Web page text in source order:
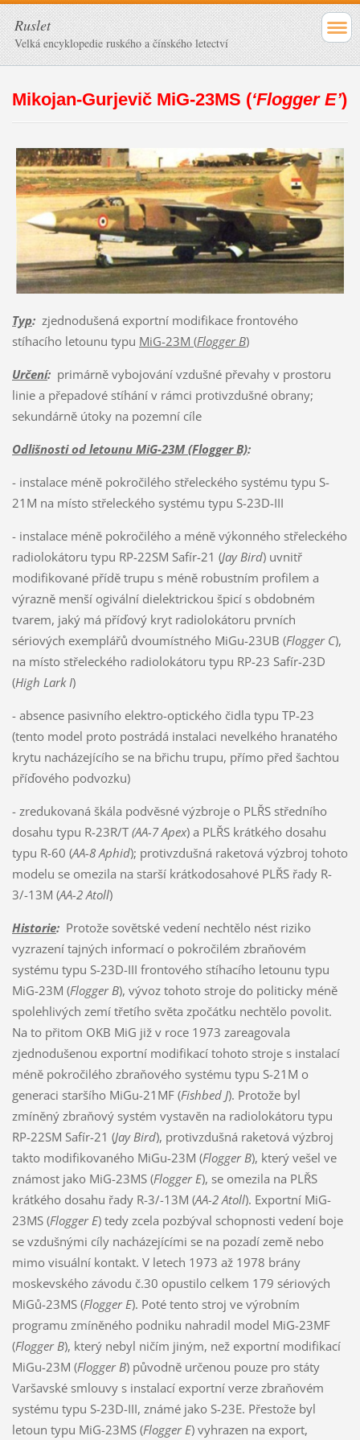
Ruslet
Velká encyklopedie ruského a čínského letectví
Mikojan-Gurjevič MiG-23MS (‘Flogger E’)
Typ:zjednodušená exportní modifikace frontového
stíhacího letounu typu MiG-23M (Flogger B)
Určení:primárně vybojování vzdušné převahy v prostoru
linie a přepadové stíhání v rámci protivzdušné obrany;
sekundárně útoky na pozemní cíle
Odlišnosti od letounu MiG-23M (Flogger B):
- instalace méně pokročilého střeleckého systému typu S-
21M na místo střeleckého systému typu S-23D-III
- instalace méně pokročilého a méně výkonného střeleckého
radiolokátoru typu RP-22SM Safír-21 (Jay Bird) uvnitř
modifikované přídě trupu s méně robustním profilem a
výrazně menší ogivální dielektrickou špicí s obdobném
tvarem, jaký má příďový kryt radiolokátoru prvních
sériových exemplářů dvoumístného MiGu-23UB (Flogger C),
na místo střeleckého radiolokátoru typu RP-23 Safír-23D
(High Lark I)
- absence pasivního elektro-optického čidla typu TP-23
(tento model proto postrádá instalaci nevelkého hranatého
krytu nacházejícího se na břichu trupu, přímo před šachtou
příďového podvozku)
- zredukovaná škála podvěsné výzbroje o PLŘS středního
dosahu typu R-23R/T (AA-7 Apex) a PLŘS krátkého dosahu
typu R-60 (AA-8 Aphid); protivzdušná raketová výzbroj tohoto
modelu se omezila na starší krátkodosahové PLŘS řady R-
3/-13M (AA-2 Atoll)
Historie:Protože sovětské vedení nechtělo nést riziko
vyzrazení tajných informací o pokročilém zbraňovém
systému typu S-23D-III frontového stíhacího letounu typu
MiG-23M (Flogger B), vývoz tohoto stroje do politicky méně
spolehlivých zemí třetího světa zpočátku nechtělo povolit.
Na to přitom OKB MiG již v roce 1973 zareagovala
zjednodušenou exportní modifikací tohoto stroje s instalací
méně pokročilého zbraňového systému typu S-21M o
generaci staršího MiGu-21MF (Fishbed J). Protože byl
zmíněný zbraňový systém vystavěn na radiolokátoru typu
RP-22SM Safír-21 (Jay Bird), protivzdušná raketová výzbroj
takto modifikovaného MiGu-23M (Flogger B), který vešel ve
známost jako MiG-23MS (Flogger E), se omezila na PLŘS
krátkého dosahu řady R-3/-13M (AA-2 Atoll). Exportní MiG-
23MS (Flogger E) tedy zcela pozbýval schopnosti vedení boje
se vzdušnými cíly nacházejícími se na pozadí země nebo
mimo visuální kontakt. V letech 1973 až 1978 brány
moskevského závodu č.30 opustilo celkem 179 sériových
MiGů-23MS (Flogger E). Poté tento stroj ve výrobním
programu zmíněného podniku nahradil model MiG-23MF
(Flogger B), který nebyl ničím jiným, než exportní modifikací
MiGu-23M (Flogger B) původně určenou pouze pro státy
Varšavské smlouvy s instalací exportní verze zbraňovém
systému typu S-23D-III, známé jako S-23E. Přestože byl
letoun typu MiG-23MS (Flogger E) vyhrazen na export,